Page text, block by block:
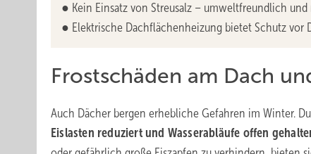
● Kein Einsatz von Streusalz – umweltfreundlich und
● Elektrische Dachflächenheizung bietet Schutz vor
Frostschäden am Dach
Auch Dächer bergen erhebliche Gefahren im Winter.
Eislasten reduziert und Wasserabläufe offen